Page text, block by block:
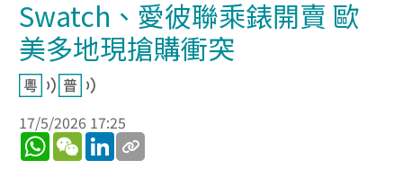
Swatch、愛彼聯乘錶開賣 歐
美多地現搶購衝突
17/5/2026 17:25
WhatsApp
WeChatLinkedIn